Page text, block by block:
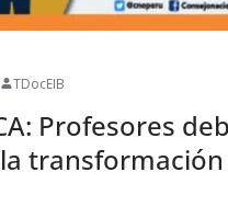
TDocEIB
Profesores